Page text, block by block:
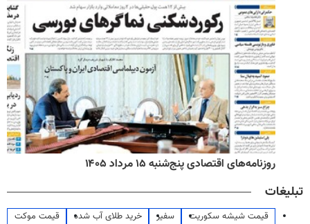
روزنامه‌های اقتصادی پنج‌شنبه ۱۵ مرداد ۱۴۰۵
تبلیغات
قیمت شیشه سکوریت سفیر خرید طلای آب شده
قیمت موکت